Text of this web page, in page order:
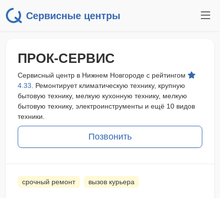
Сервисные центры
ПРОК-СЕРВИС
Сервисный центр в Нижнем Новгороде с рейтингом
4.33 . Ремонтирует климатическую технику, крупную
бытовую технику, мелкую кухонную технику, мелкую
бытовую технику, электроинструменты и ещё 10 видов
техники.
Позвонить
срочный ремонт вызов курьера